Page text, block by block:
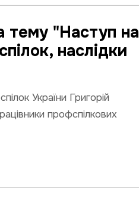
тему "Наступ на
наслідки
України Григорій
профспілкових